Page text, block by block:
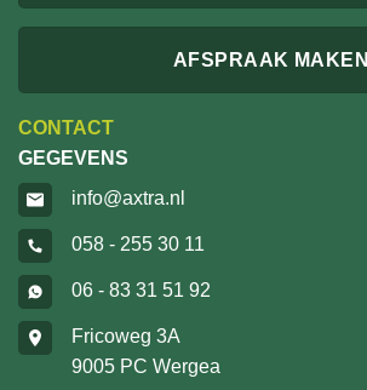
AFSPRAAK MAKEN
CONTACT
GEGEVENS
info@axtra.nl
058 - 255 30 11
06 - 83 31 51 92
Fricoweg 3A
9005 PC Wergea